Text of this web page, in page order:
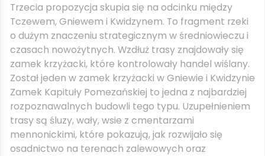
Trzecia propozycja skupia się na odcinku między
Tczewem, Gniewem i Kwidzynem. To fragment rzeki
o dużym znaczeniu strategicznym w średniowieczu i
czasach nowożytnych. Wzdłuż trasy znajdowały się
zamek krzyżacki, które kontrolowały handel wiślany.
Został jeden w zamek krzyżacki w Gniewie i Kwidzynie
Zamek Kapituły Pomezańskiej to jedna z najbardziej
rozpoznawalnych budowli tego typu. Uzupełnieniem
trasy są śluzy, wały, wsie z cmentarzami
mennonickimi, które pokazują, jak rozwijało się
osadnictwo na terenach zalewowych oraz